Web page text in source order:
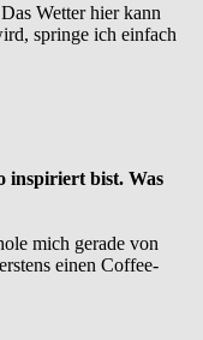
Wetter hier kann
springe ich einfach
inspiriert bist. Was
mich gerade von
einen Coffee-